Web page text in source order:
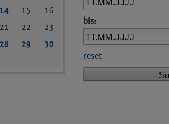
14 15
16
21 22
23
28 29
30
bis:
reset